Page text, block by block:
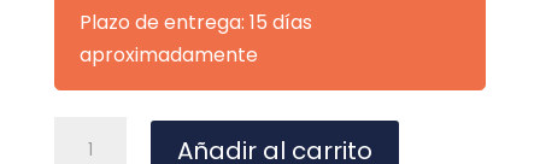
Plazo de entrega: 15 días
aproximadamente
Añadir al carrito